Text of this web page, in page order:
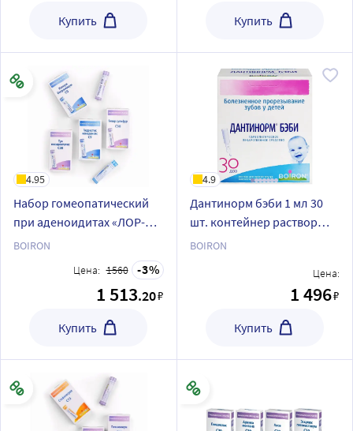
Купить Купить
4.95
Набор гомеопатический
при аденоидитах «ЛОР-
протокол»
BOIRON
Цена: 1560 3
1 513.20₽
Купить
4.9
Дантинорм бэби 1 мл 30
шт. контейнер раствор
для приема внутрь
BOIRON
Цена:
1 496₽
Купить